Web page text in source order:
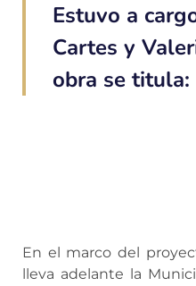
Estuvo a
Cartes y
obra se titula:
En el marco del
lleva adelante la